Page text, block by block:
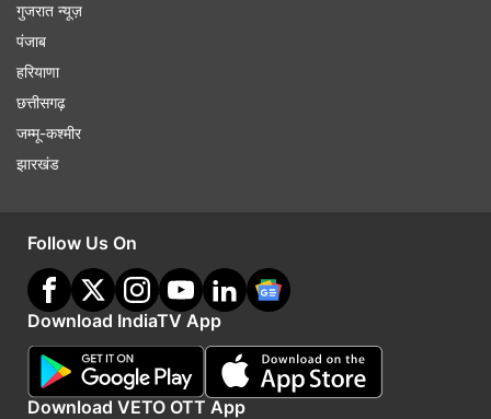
गुजरात न्यूज़
पंजाब
हरियाणा
छत्तीसगढ़
जम्मू-कश्मीर
झारखंड
Follow Us On
Download IndiaTV App
Download VETO OTT App